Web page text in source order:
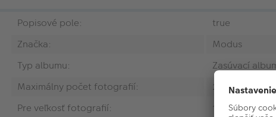
Popisové pole:
true
Značka:
Modus
Typ albumu:
Zasúvací
Maximálny počet fotografií:
200
Pre veľkosť fotografií:
10x15 cm